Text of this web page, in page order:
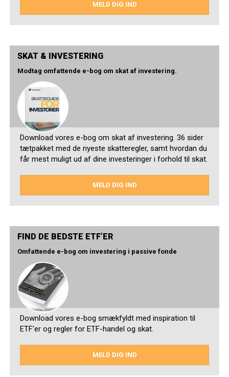
MELD DIG IND
SKAT & INVESTERING
Modtag omfattende e-bog om skat af investering.
Download vores e-bog om skat af investering. 36 sider
tætpakket med de nyeste skatteregler, samt hvordan du
får mest muligt ud af dine investeringer i forhold til skat.
MELD DIG IND
FIND DE BEDSTE ETF’ER
Omfattende e-bog om investering i passive fonde
Download vores e-bog smækfyldt med inspiration til
ETF'er og regler for ETF-handel og skat.
MELD DIG IND